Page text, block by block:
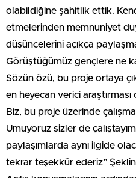
olabildiğine şahitlik ettik.
etmelerinden memnuniyet
düşüncelerini açıkça
Görüştüğümüz gençlere ne
Sözün özü, bu proje ortaya
en heyecan verici
Biz, bu proje üzerinde
Umuyoruz sizler de
paylaşımlarda aynı ilgide
tekrar teşekkür ederiz”